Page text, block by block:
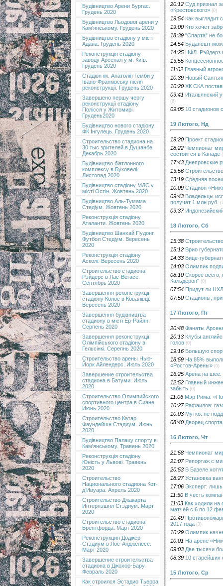
Будівництво Арени Бургас.
Грудень 2020
Будівництво Льодової арени у
Кам'янському. Грудень 2020
Будівництво стадіону у місті
Адана. Грудень 2020
Реконструкція стадіону
заводу Арсенал у м. Київ.
Грудень 2020
Cтадіон ім. Анатолія Гемби у
Івано-Франківську після
реконструкції. Грудень 2020
Завершено першу чергу
реконструкції стадіону
Полісся у Житомирі.
Грудень2020
Будівництво нового стадіону
ФК Інгулець. Грудень 2020
Строительство стадиона на
30 тыс зрителей в Душанбе.
Декабрь 2020
Будівництво біатлонного
комплексу в Буковелі.
Листопад 2020
Будівництво стадіону МЛС у
місті Остін. Жовтень 2020
Будівництво Аль-Тумама
Стедіум. Жовтень 2020
Реконструкція стадіону
Аталанти. Жовтень 2020
Будівництво Шанхай Пудонг
Футбол Стедіум. Вересень
2020
Реконструкція стадіону
Асколі. Вересень 2020
Строительство стадиона
Рэйдерс в Лас-Вегасе.
Сентябрь 2020
Завершення реконструкції
стадіону Колос в Ковалівці.
Вересень 2020
Завершення будівництва
стадиону в місті Ер-Райян.
Серпень 2020
Завершення реконструкції
Олімпійського стадіону в
Гельсінкі. Серепнь 2020
Строительство арены Нью-
Йорк Айлендерс. Июль 2020
Завершение строительства
стадиона в Батуми. Июль
2020
Строительство Олимпийского
спортивного центра в Сиане.
Июнь 2020
Строительство Катар
Фаундейшн Стэдиум. Июнь
2020
Будівництво Палацу спорту в
Кам'янському. Травень 2020
Реконструкція стадіону
Юність у Львові. Травень
2020
Строительство
Национального стадиона Кот-
д’Ивуара. Апрель 2020
Строительство Джакарта
Интернэшнл Стэдиум. Март
2020
Строительство стадиона
Брентфорда. Март 2020
Реконструкция Доджер
Стэдиум в Лос-Анджелесе.
Март 2020
Завершение строительства
стадиона в Джохор-Бару.
Февраль 2020
Как строился Эстадио Тьерра
20:12 Суд признал
«Крестовского» (0)
19:54 Как выглядит
19:00 Кто хочет
18:39 "Спарта" не
14:54 Будапешт
14:25 НФЛ. Рэйдерз
13:55
11:02 Главный
10:39 Новый
10:20 ХК СКА
09:41 Итальянский
(6)
09:05 10 стадионов
19 Лютого, Нд
19:20 Проект
18:22 Чемпионат
состоится в Канаде
17:43 Днепровские
13:56
13:19 Средняя
10:09 Стадион
09:43 Владельцы
получат 1 млн руб.
09:37
18 Лютого, Сб
15:38
15:12 Врио
14:33 Вице-
14:03 Олимпик
08:10 Скорее
Кальдерон" (0)
07:54 Придут ли
07:50 Стадионы,
17 Лютого, Пт
20:48 Фанаты
20:13 Клубы
голов (0)
19:16 Большую
18:59 На 85%
«Ростов-Арены» (0)
16:25 Арена на шее.
12:52 Главный
забыть (0)
11:06 Мэр Рима:
10:27 Рафаилов:
10:03 Мутко: не
08:40 Дворец
16 Лютого, Чт
21:58 Чемпионат
21:07 Репортаж с
20:53 В Базеле
18:27 Установка
17:06 Эксперт:
11:50 В честь
11:03 Как ходили
матчей с 6 по 12
10:49
2017 года (3)
10:29 Олимпик
10:01 На арене
09:03 Две тысячи
08:39 10 старейших
15 Лютого, Ср